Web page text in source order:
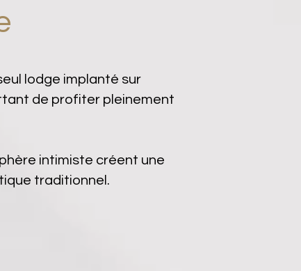
lodge implanté sur
de profiter pleinement
intimiste créent une
traditionnel.